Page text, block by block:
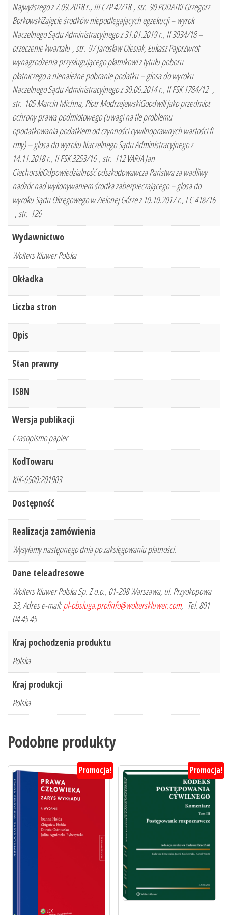
Najwyższego z 7.09.2018 r., III CZP 42/18 , str. 90 PODATKI Grzegorz
BorkowskiZajęcie środków niepodlegających egzekucji – wyrok
Naczelnego Sądu Administracyjnego z 31.01.2019 r., II 3034/18 –
orzeczenie kwartału , str. 97 Jarosław Olesiak, Łukasz PajorZwrot
wynagrodzenia przysługującego płatnikowi z tytułu poboru
płatniczego a nienależne pobranie podatku – glosa do wyroku
Naczelnego Sądu Administracyjnego z 30.06.2014 r., II FSK 1784/12 ,
str. 105 Marcin Michna, Piotr ModrzejewskiGoodwill jako przedmiot
ochrony prawa podmiotowego (uwagi na tle problemu
opodatkowania podatkiem od czynności cywilnoprawnych wartości fi
rmy) – glosa do wyroku Naczelnego Sądu Administracyjnego z
14.11.2018 r., II FSK 3253/16 , str. 112 VARIA Jan
CiechorskiOdpowiedzialność odszkodowawcza Państwa za wadliwy
nadzór nad wykonywaniem środka zabezpieczającego – glosa do
wyroku Sądu Okręgowego w Zielonej Górze z 10.10.2017 r., I C 418/16
, str. 126
Wydawnictwo
Wolters Kluwer Polska
Okładka
Liczba stron
Opis
Stan prawny
ISBN
Wersja publikacji
Czasopismo papier
KodTowaru
KIK-6500:201903
Dostępność
Realizacja zamówienia
Wysyłamy następnego dnia po zaksięgowaniu płatności.
Dane teleadresowe
Wolters Kluwer Polska Sp. Z o.o., 01-208 Warszawa, ul. Przyokopowa
33, Adres e-mail:pl-obsluga.profinfo@wolterskluwer.com, Tel. 801
04 45 45
Kraj pochodzenia produktu
Polska
Kraj produkcji
Polska
Podobne produkty
Promocja! Promocja!